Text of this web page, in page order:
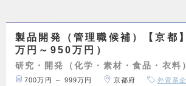
製品開発（管理職候補）【京都
万円～950万円）
研究・開発（化学・素材・食品・衣料）
700万円 ～ 999万円 京都府 外資系